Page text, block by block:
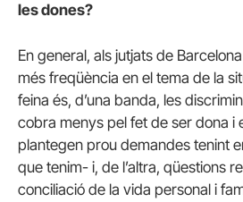
les dones?
En general, als jutjats de
més freqüència en el tema de la
feina és, d’una banda, les
cobra menys pel fet de ser dona i
plantegen prou demandes tenint
que tenim- i, de l’altra, qüestions
conciliació de la vida personal i